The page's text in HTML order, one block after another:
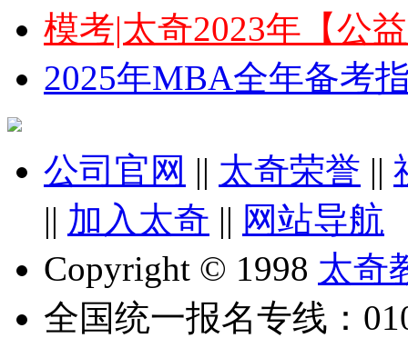
模考|太奇2023年【公
2025年MBA全年备考
公司官网 || 太奇荣誉 ||
|| 加入太奇 || 网站导航
Copyright © 1998 太奇
全国统一报名专线：